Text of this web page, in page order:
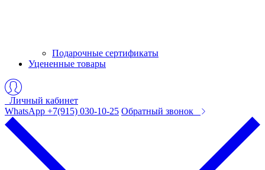
Подарочные сертификаты
Уцененные товары
Личный кабинет
WhatsApp +7(915) 030-10-25 Обратный звонок